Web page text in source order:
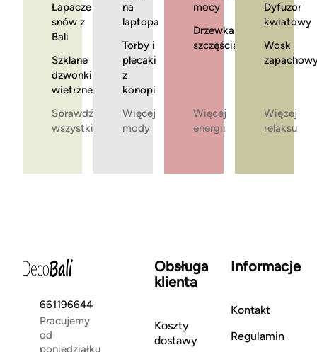
Łapacze
snów z
Bali
Szklane
dzwonki
wietrzne
Sprawdź
wszystkie
na
laptopa
Torby i
plecaki
z
konopi
Więcej
mody
mocy
Drzewka
szczęścia
Więcej
energii
Dyfuzor
kwiatowy
Wosk
Więcej
relaksu
661196644
Pracujemy
od
poniedziałku
Obsługa
klienta
Koszty
dostawy
Informacje
Kontakt
Regulamin